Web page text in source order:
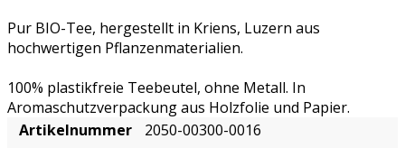
Pur BIO-Tee, hergestellt in Kriens, Luzern aus
hochwertigen Pflanzenmaterialien.
100% plastikfreie Teebeutel, ohne Metall. In
Aromaschutzverpackung aus Holzfolie und Papier.
Artikelnummer
2050-00300-0016